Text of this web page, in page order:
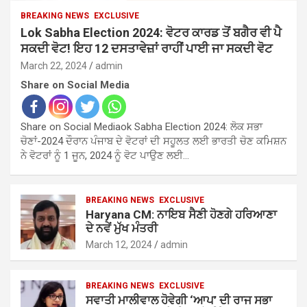
BREAKING NEWS EXCLUSIVE
Lok Sabha Election 2024: ਵੋਟਰ ਕਾਰਡ ਤੋਂ ਬਗੈਰ ਵੀ ਪੈ
ਸਕਦੀ ਵੋਟ! ਇਹ 12 ਦਸਤਾਵੇਜ਼ਾਂ ਰਾਹੀਂ ਪਾਈ ਜਾ ਸਕਦੀ ਵੋਟ
March 22, 2024 admin
Share on Social Media
Share on Social Mediaok Sabha Election 2024: ਲੋਕ ਸਭਾ
ਚੋਣਾਂ-2024 ਦੌਰਾਨ ਪੰਜਾਬ ਦੇ ਵੋਟਰਾਂ ਦੀ ਸਹੂਲਤ ਲਈ ਭਾਰਤੀ ਚੋਣ ਕਮਿਸ਼ਨ
ਨੇ ਵੋਟਰਾਂ ਨੂੰ 1 ਜੂਨ, 2024 ਨੂੰ ਵੋਟ ਪਾਉਣ ਲਈ…
BREAKING NEWS EXCLUSIVE
Haryana CM: ਨਾਇਬ ਸੈਣੀ ਹੋਣਗੇ ਹਰਿਆਣਾ
ਦੇ ਨਵੇਂ ਮੁੱਖ ਮੰਤਰੀ
March 12, 2024 admin
BREAKING NEWS EXCLUSIVE
ਸਵਾਤੀ ਮਾਲੀਵਾਲ ਹੋਵੇਗੀ ‘ਆਪ’ ਦੀ ਰਾਜ ਸਭਾ